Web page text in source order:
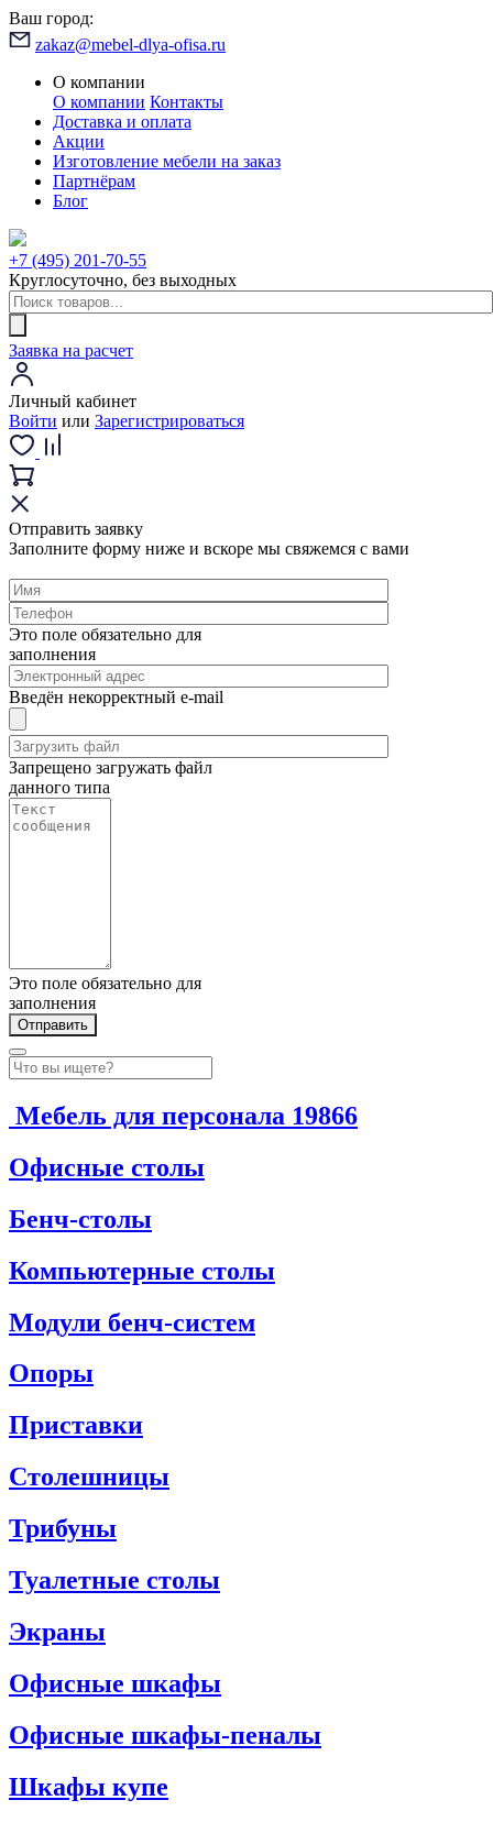
Ваш город:
zakaz@mebel-dlya-ofisa.ru
О компании
О компании Контакты
Доставка и оплата
Акции
Изготовление мебели на заказ
Партнёрам
Блог
+7 (495) 201-70-55
Круглосуточно, без выходных
Заявка на расчет
Личный кабинет
Войти или Зарегистрироваться
Отправить заявку
Заполните форму ниже и вскоре мы свяжемся с вами
Это поле обязательно для
заполнения
Введён некорректный e-mail
Запрещено загружать файл
данного типа
Это поле обязательно для
заполнения
Мебель для персонала 19866
Офисные столы
Бенч-столы
Компьютерные столы
Модули бенч-систем
Опоры
Приставки
Столешницы
Трибуны
Туалетные столы
Экраны
Офисные шкафы
Офисные шкафы-пеналы
Шкафы купе